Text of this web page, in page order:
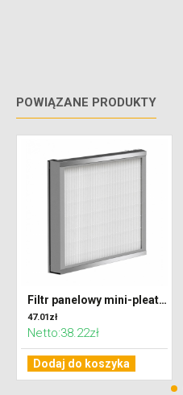
POWIĄZANE PRODUKTY
Filtr panelowy mini-pleat 332 x 320 x 48 klasa F7 (ePM2,5)
47.01zł
Netto:38.22zł
Dodaj do koszyka